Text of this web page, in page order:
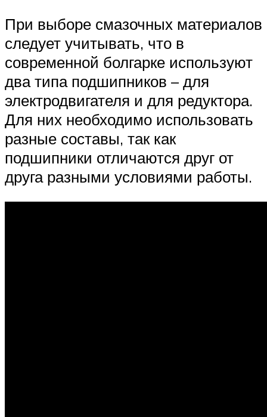
При выборе смазочных материалов
следует учитывать, что в
современной болгарке используют
два типа подшипников – для
электродвигателя и для редуктора.
Для них необходимо использовать
разные составы, так как
подшипники отличаются друг от
друга разными условиями работы.